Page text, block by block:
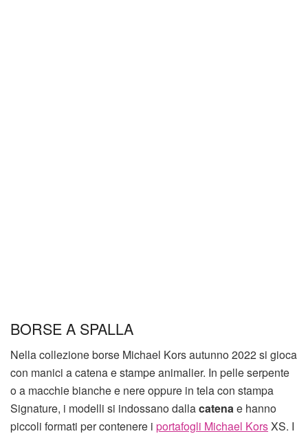
BORSE A SPALLA
Nella collezione borse Michael Kors autunno 2022 si gioca
con manici a catena e stampe animalier. In pelle serpente
o a macchie bianche e nere oppure in tela con stampa
Signature, i modelli si indossano dallacatenae hanno
piccoli formati per contenere i portafogli Michael KorsXS. I